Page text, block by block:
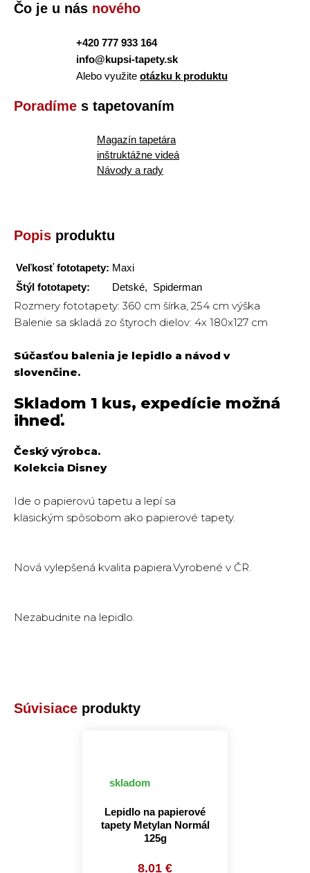
Čo je u nás nového
+420 777 933 164
info@kupsi-tapety.sk
Alebo využite otázku k produktu
Poradíme s tapetovaním
Magazín tapetára
inštruktážne videá
Návody a rady
Popis produktu
Veľkosť fototapety: Maxi
Štýl fototapety:
Detské, Spiderman
Rozmery fototapety: 360 cm šírka, 254 cm výška
Balenie sa skladá zo štyroch dielov: 4x 180x127 cm
Súčasťou balenia je lepidlo a návod v
slovenčine.
Skladom 1 kus, expedície možná
ihneď.
Český výrobca.
Kolekcia Disney
Ide o papierovú tapetu a lepí sa
klasickým spôsobom ako papierové tapety.
Nová vylepšená kvalita papiera.Vyrobené v ČR.
Nezabudnite na lepidlo.
Súvisiace produkty
skladom
Lepidlo na papierové
tapety Metylan Normál
125g
8.01 €